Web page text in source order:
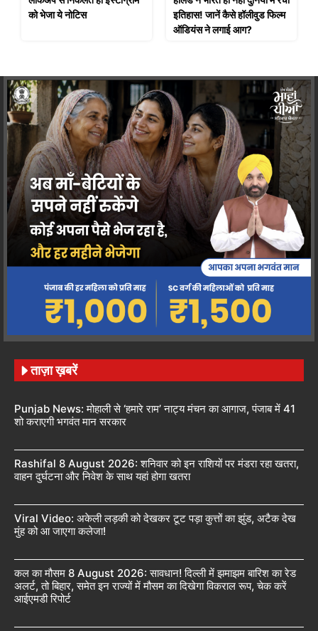
को भेजा ये नोटिस
इतिहास! जानें कैसे हॉलीवुड फिल्म
ऑडियंस ने लगाई आग?
ताज़ा ख़बरें
Punjab News: मोहाली से ‘हमारे राम’ नाट्य मंचन का आगाज, पंजाब में 41
शो कराएगी भगवंत मान सरकार
Rashifal 8 August 2026: शनिवार को इन राशियों पर मंडरा रहा खतरा,
वाहन दुर्घटना और निवेश के साथ यहां होगा खतरा
Viral Video: अकेली लड़की को देखकर टूट पड़ा कुत्तों का झुंड, अटैक देख
मुंह को आ जाएगा कलेजा!
कल का मौसम 8 August 2026: सावधान! दिल्ली में झमाझम बारिश का रेड
अलर्ट, तो बिहार, समेत इन राज्यों में मौसम का दिखेगा विकराल रूप, चेक करें
आईएमडी रिपोर्ट